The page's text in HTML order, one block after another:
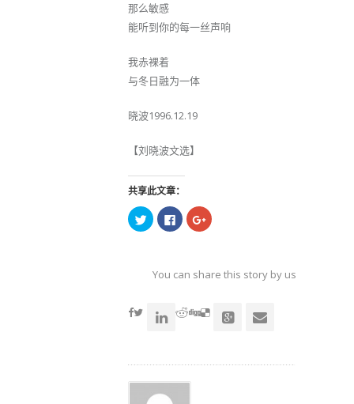
那么敏感
能听到你的每一丝声响
我赤裸着
与冬日融为一体
晓波1996.12.19
【刘晓波文选】
共享此文章：
点
击
共
享
窗
口
点
击
共
享
窗
口
点
击
共
享
窗
口
You can share this story by using your